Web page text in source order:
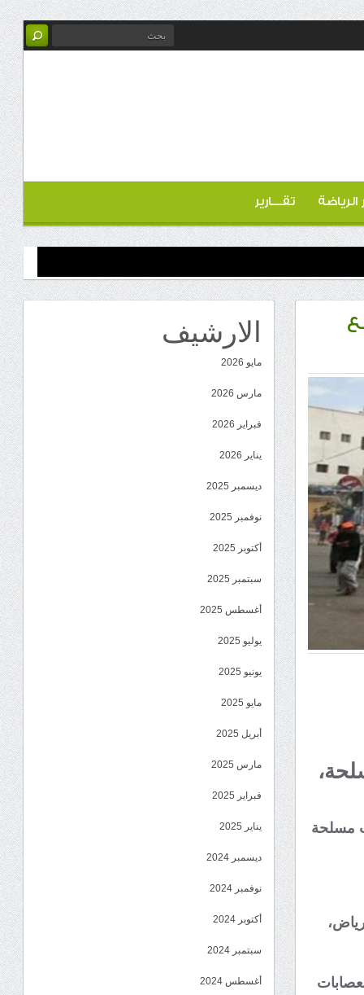
الرياضة تقـــارير
مسلحة
الارشيف
مايو 2026
مارس 2026
فبراير 2026
يناير 2026
ديسمبر 2025
نوفمبر 2025
أكتوبر 2025
سبتمبر 2025
أغسطس 2025
يوليو 2025
يونيو 2025
مايو 2025
أبريل 2025
مارس 2025
فبراير 2025
يناير 2025
ديسمبر 2024
نوفمبر 2024
أكتوبر 2024
سبتمبر 2024
أغسطس 2024